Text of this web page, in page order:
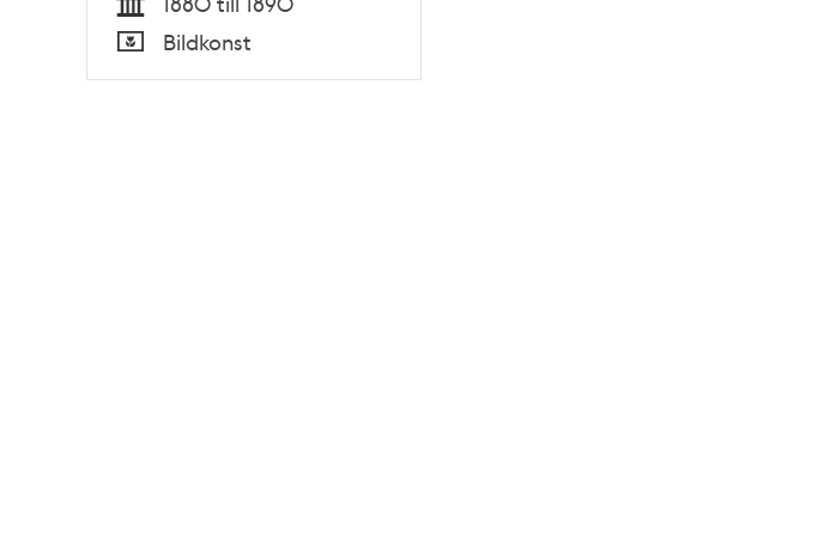
Tid
Typ
Bildkonst